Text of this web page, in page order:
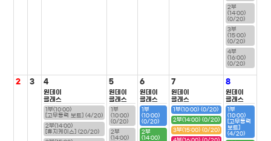
2부
(14:00)
(0/20)
3부
(15:00)
(0/20)
4부
(16:00)
(0/20)
2 3 4
원데이
클래스
1부(10:00)
[고무동력 보트] (4/20)
2부(14:00)
[휴지케이스] (20/20)
5
원데이
클래스
1부
(10:00)
(0/20)
2부
(14:00)
6
원데이
클래스
1부
(10:00)
(0/20)
2부
(14:00)
7
원데이
클래스
1부(10:00) (0/20)
2부(14:00) (0/20)
3부(15:00) (0/20)
8
원데이
클래스
1부
(10:00)
[고무동력
보트]
(4/20)